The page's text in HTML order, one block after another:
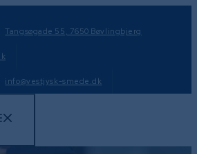
Tangsøgade 55, 7650 Bøvlingbjerg
info@vestjysk-smede.dk